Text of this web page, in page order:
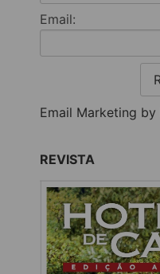
Email:
Email Marketing by
REVISTA